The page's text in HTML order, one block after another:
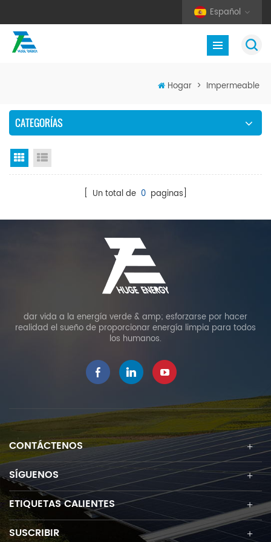
Español
Hogar > Impermeable
CATEGORÍAS
Vista en cuadrícula
[ Un total de 0 paginas]
dar vida a la energía verde & amp; esforzarse por hacer
realidad el sueño de proporcionar energía limpia para todos
los humanos.
CONTÁCTENOS
SÍGUENOS
ETIQUETAS CALIENTES
SUSCRIBIR